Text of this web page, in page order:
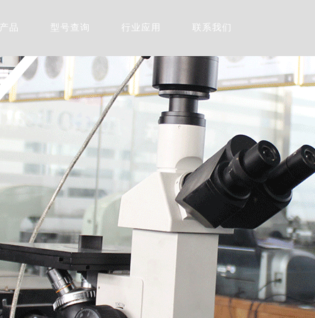
产品 型号查询 行业应用 联系我们